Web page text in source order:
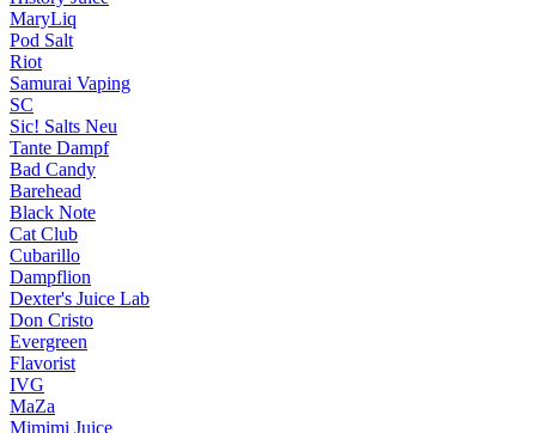
MaryLiq
Pod Salt
Riot
Samurai Vaping
SC
Sic! Salts Neu
Tante Dampf
Bad Candy
Barehead
Black Note
Cat Club
Cubarillo
Dampflion
Dexter's Juice Lab
Don Cristo
Evergreen
Flavorist
IVG
MaZa
Mimimi Juice